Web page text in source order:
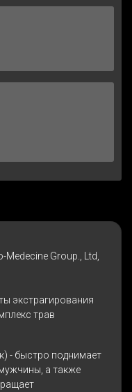
Medecine Group., Ltd,
экстрагирования
трав
- быстро поднимает
а также